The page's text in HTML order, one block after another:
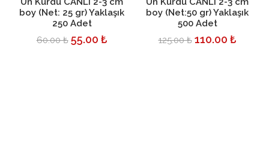
boy (Net: 25 gr) Yaklaşık
250 Adet
60.00 ₺ 55.00 ₺
boy (Net:50 gr) Yaklaşık
500 Adet
125.00 ₺ 110.00 ₺